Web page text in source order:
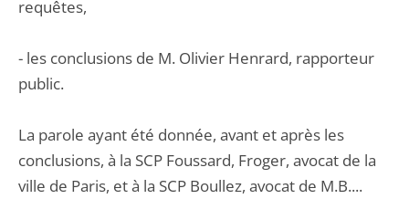
requêtes,
- les conclusions de M. Olivier Henrard, rapporteur
public.
La parole ayant été donnée, avant et après les
conclusions, à la SCP Foussard, Froger, avocat de la
ville de Paris, et à la SCP Boullez, avocat de M.B....